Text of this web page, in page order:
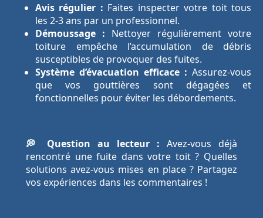
Avis régulier : Faites inspecter votre toit tous
les 2-3 ans par un professionnel.
Démoussage : Nettoyer régulièrement votre
toiture empêche l’accumulation de débris
susceptibles de provoquer des fuites.
Système d’évacuation efficace : Assurez-vous
que vos gouttières sont dégagées et
fonctionnelles pour éviter les débordements.
💭 Question au lecteur : Avez-vous déjà
rencontré une fuite dans votre toit ? Quelles
solutions avez-vous mises en place ? Partagez
vos expériences dans les commentaires !